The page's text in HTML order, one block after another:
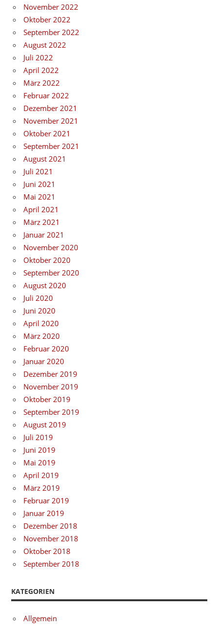
November 2022
Oktober 2022
September 2022
August 2022
Juli 2022
April 2022
März 2022
Februar 2022
Dezember 2021
November 2021
Oktober 2021
September 2021
August 2021
Juli 2021
Juni 2021
Mai 2021
April 2021
März 2021
Januar 2021
November 2020
Oktober 2020
September 2020
August 2020
Juli 2020
Juni 2020
April 2020
März 2020
Februar 2020
Januar 2020
Dezember 2019
November 2019
Oktober 2019
September 2019
August 2019
Juli 2019
Juni 2019
Mai 2019
April 2019
März 2019
Februar 2019
Januar 2019
Dezember 2018
November 2018
Oktober 2018
September 2018
KATEGORIEN
Allgemein